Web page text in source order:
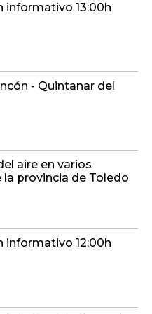
informativo 13:00h
- Quintanar del
aire en varios
provincia de Toledo
informativo 12:00h